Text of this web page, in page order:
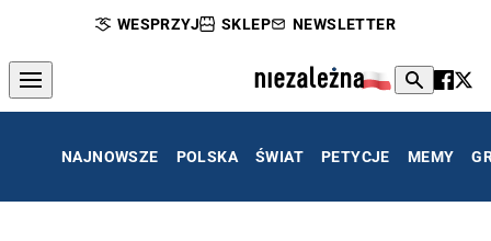
WESPRZYJ SKLEP NEWSLETTER
NAJNOWSZE POLSKA ŚWIAT PETYCJE MEMY